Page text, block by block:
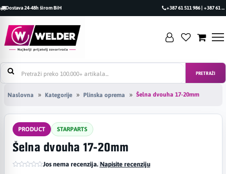
Dostava 24-48h širom BiH +387 61 511 986 | +387 61 493 470
PRETRAŽI
Naslovna Kategorije Plinska oprema Šelna dvouha 17-20mm
PRODUCT STARPARTS
Šelna dvouha 17-20mm
Jos nema recenzija.|Napisite recenziju